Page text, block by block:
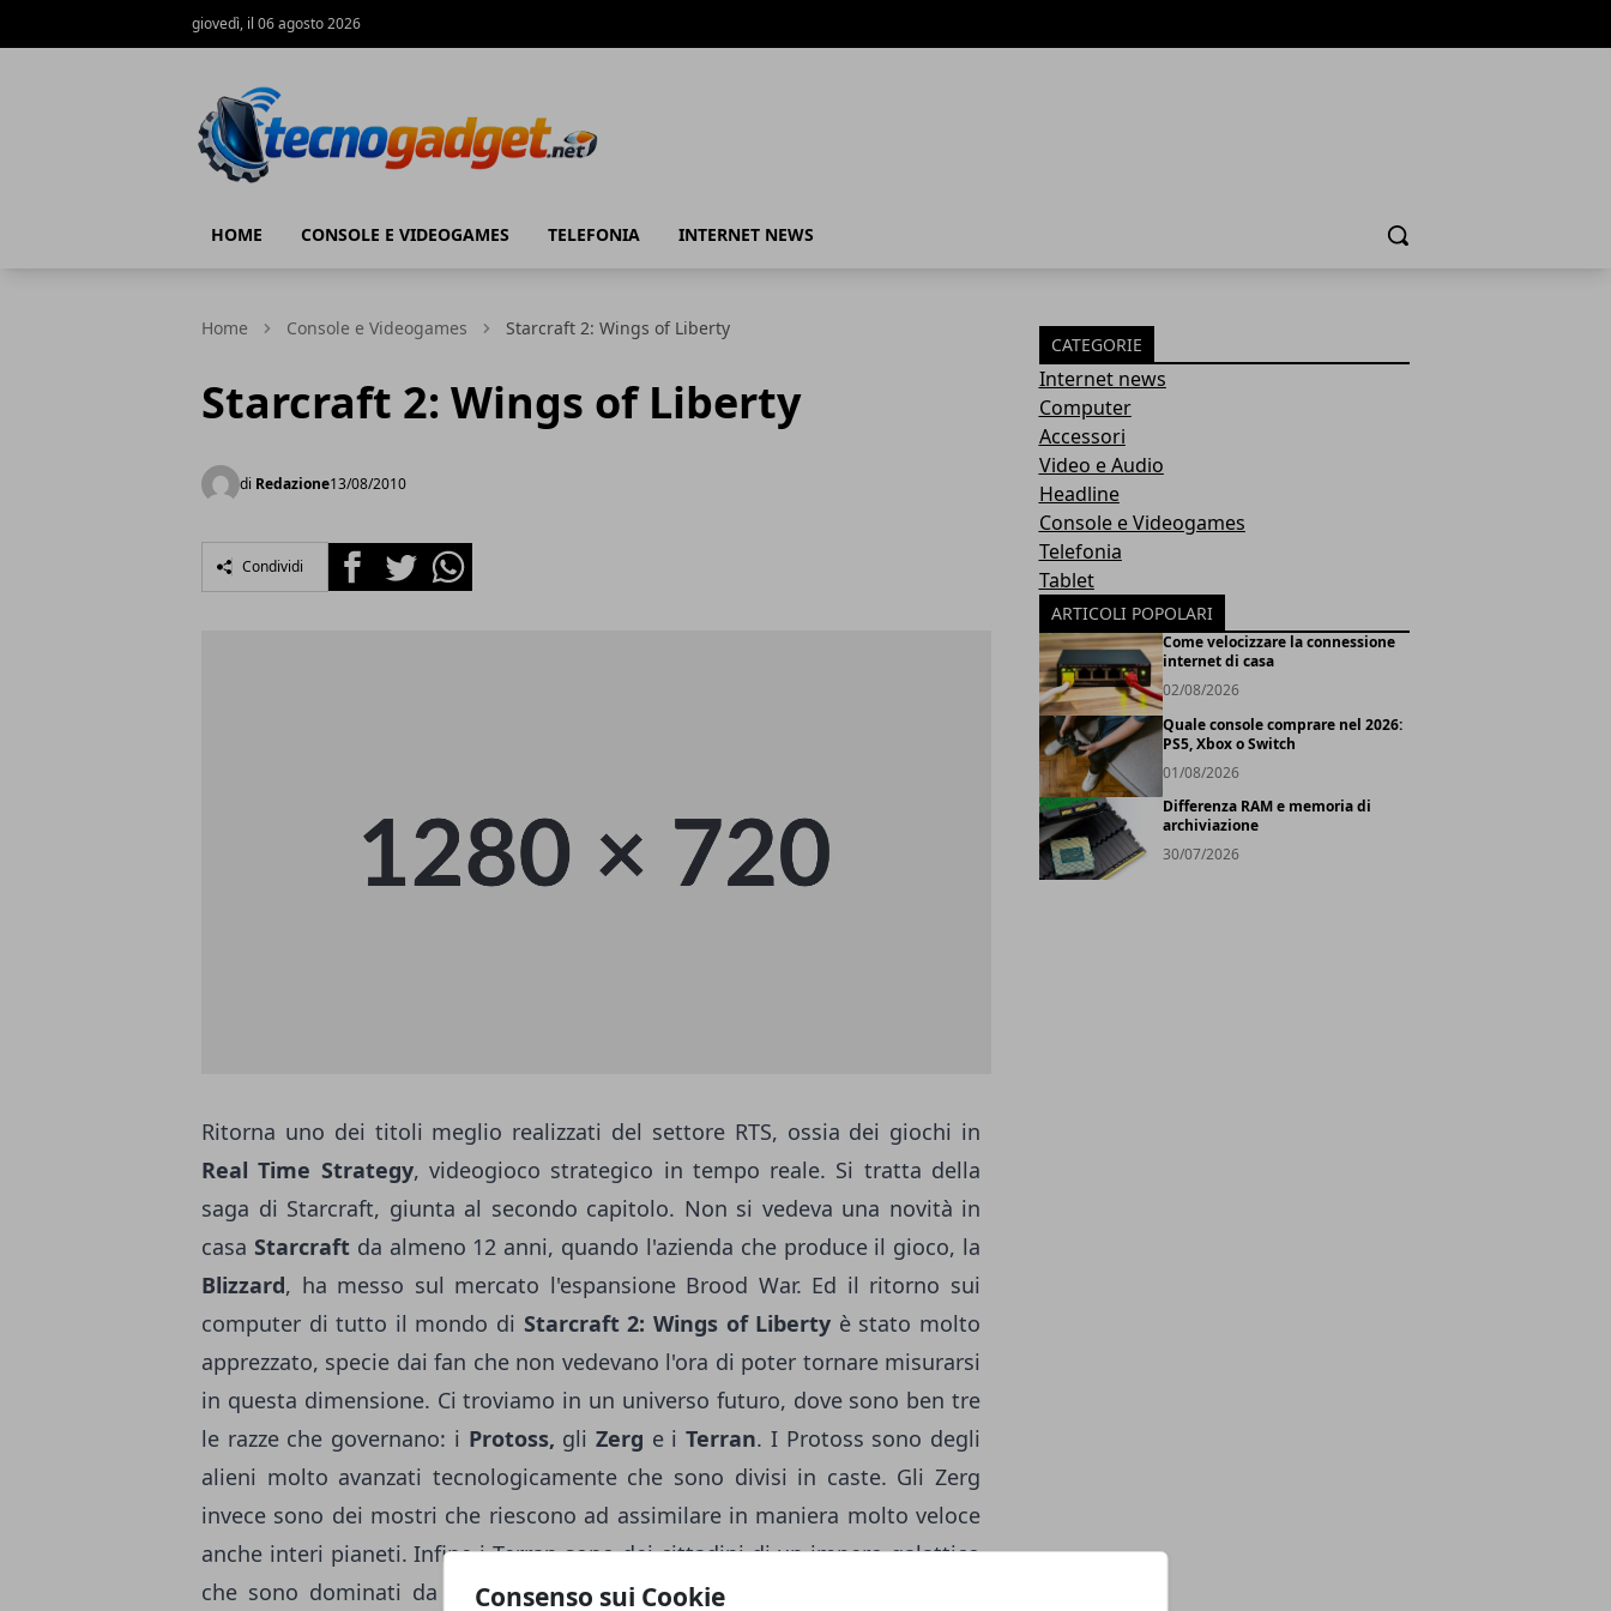
Consenso sui Cookie
giovedì, il 06 agosto 2026
HOME CONSOLE E VIDEOGAMES TELEFONIA INTERNET NEWS Cerca
Home Console e Videogames Starcraft 2: Wings of Liberty
Starcraft 2: Wings of Liberty
di Redazione13/08/2010
Condividi FacebookTwitterWhatsapp
Ritorna uno dei titoli meglio realizzati del settore RTS, ossia dei giochi in
Real Time Strategy, videogioco strategico in tempo reale. Si tratta della
saga di Starcraft, giunta al secondo capitolo. Non si vedeva una novità in
casa Starcraft da almeno 12 anni, quando l'azienda che produce il gioco, la
Blizzard, ha messo sul mercato l'espansione Brood War. Ed il ritorno sui
computer di tutto il mondo di Starcraft 2: Wings of Liberty è stato molto
apprezzato, specie dai fan che non vedevano l'ora di poter tornare misurarsi
in questa dimensione. Ci troviamo in un universo futuro, dove sono ben tre
le razze che governano: i Protoss, gliZerg e iTerran. I Protoss sono degli
alieni molto avanzati tecnologicamente che sono divisi in caste. Gli Zerg
invece sono dei mostri che riescono ad assimilare in maniera molto veloce
anche interi pianeti. Infine i Terran sono dei cittadini di un impero galattico
che sono dominati da un despota, Arcturus Mengsk. In questo secondo
CATEGORIE
Internet news
Computer
Accessori
Video e Audio
Headline
Console e Videogames
Telefonia
Tablet
ARTICOLI POPOLARI
Come velocizzare la connessione
internet di casa
02/08/2026
Quale console comprare nel 2026:
PS5, Xbox o Switch
01/08/2026
Differenza RAM e memoria di
archiviazione
30/07/2026